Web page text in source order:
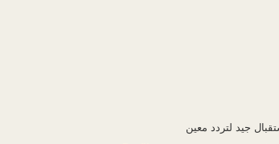
جيد لتردد معين